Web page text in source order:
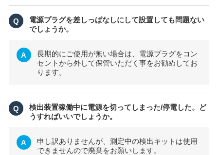
Q
電源プラグを差しっぱなしにして設置しても問題ない
でしょうか。
A
長期的にご使用が無い場合は、電源プラグをコン
セントから外して保管いただく事をお勧めしてお
ります。
Q
検出装置稼働中に電源を切ってしまった/停電した。ど
うすればいいでしょうか。
A
申し訳ありませんが、測定中の検出キットは使用
できませんので廃棄をお願いします。